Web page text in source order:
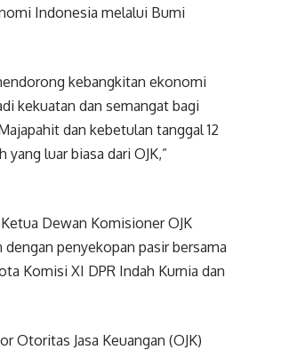
Indonesia melalui Bumi
kebangkitan ekonomi
kekuatan dan semangat bagi
dan kebetulan tanggal 12
luar biasa dari OJK,”
Dewan Komisioner OJK
penyekopan pasir bersama
Komisi XI DPR Indah Kurnia dan
Otoritas Jasa Keuangan (OJK)